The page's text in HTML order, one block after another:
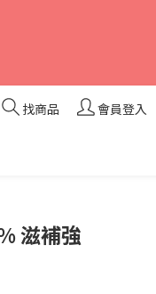
找商品 會員登入
滋補強